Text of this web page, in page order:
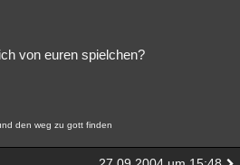
von euren spielchen?
den weg zu gott finden